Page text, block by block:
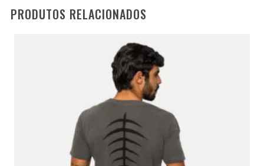
PRODUTOS RELACIONADOS